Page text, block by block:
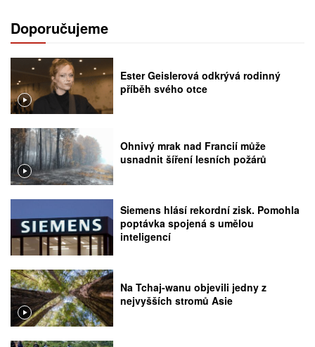
Doporučujeme
Ester Geislerová odkrývá rodinný
příběh svého otce
Ohnivý mrak nad Francií může
usnadnit šíření lesních požárů
Siemens hlásí rekordní zisk. Pomohla
poptávka spojená s umělou
inteligencí
Na Tchaj-wanu objevili jedny z
nejvyšších stromů Asie